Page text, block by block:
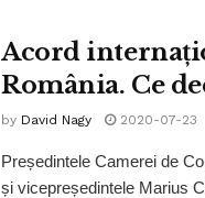
Acord
România. Ce
by David Nagy 2020-07-23
Președintele Camerei de
și vicepreședintele Marius